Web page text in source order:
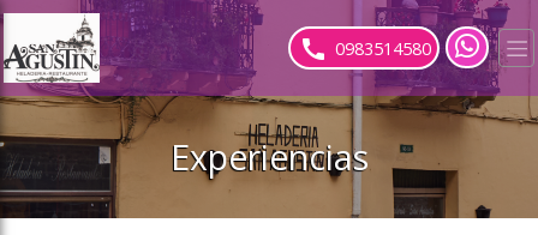
slideout menu. 0983514580
Experiencias